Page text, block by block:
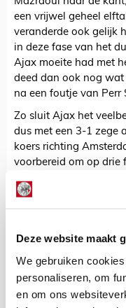
Deze website maakt
We gebruiken
personaliseren, om
en om ons
een vrijwel geheel
veranderde ook gelijk
in deze fase van het
Ajax moeite had met
deed dan ook nog
na een foutje van Perr
Zo sluit Ajax het
dus met een 3-1 zege
koers richting
voorbereid om op drie
op zo veel mogelijk
Bekijk alle